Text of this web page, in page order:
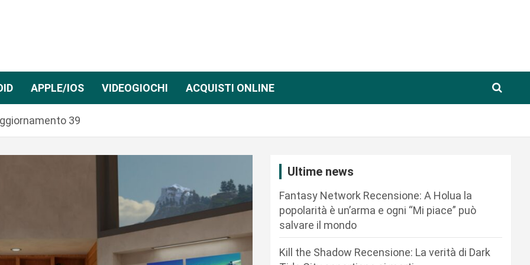
APPLE/IOS VIDEOGIOCHI ACQUISTI ONLINE
39
Ultime news
Fantasy Network Recensione: A Holua la
popolarità è un’arma e ogni “Mi piace” può
salvare il mondo
Kill the Shadow Recensione: La verità di Dark